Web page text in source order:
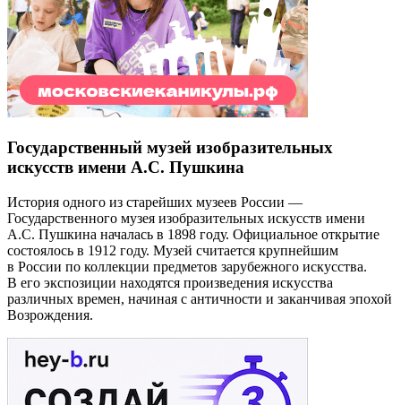
Государственный музей изобразительных
искусств имени А.С. Пушкина
История одного из старейших музеев России —
Государственного музея изобразительных искусств имени
А.С. Пушкина началась в 1898 году. Официальное открытие
состоялось в 1912 году. Музей считается крупнейшим
в России по коллекции предметов зарубежного искусства.
В его экспозиции находятся произведения искусства
различных времен, начиная с античности и заканчивая эпохой
Возрождения.